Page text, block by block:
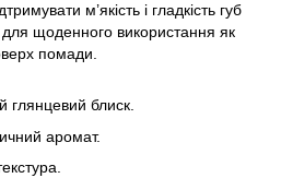
м’якість і гладкість губ
щоденного використання як
помади.
глянцевий блиск.
аромат.